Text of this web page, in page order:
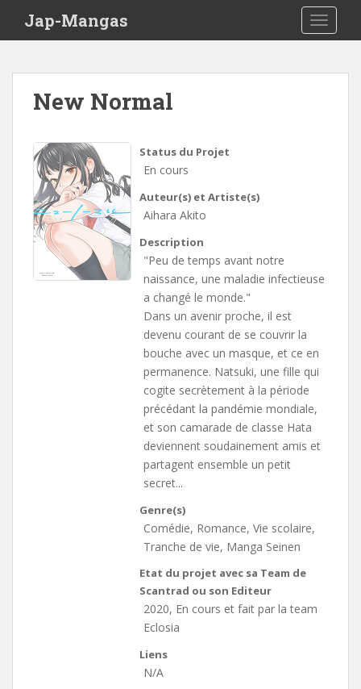
Jap-Mangas
New Normal
Status du Projet
En cours
Auteur(s) et Artiste(s)
Aihara Akito
Description
"Peu de temps avant notre
naissance, une maladie infectieuse
a changé le monde."
Dans un avenir proche, il est
devenu courant de se couvrir la
bouche avec un masque, et ce en
permanence. Natsuki, une fille qui
cogite secrètement à la période
précédant la pandémie mondiale,
et son camarade de classe Hata
deviennent soudainement amis et
partagent ensemble un petit
secret...
Genre(s)
Comédie, Romance, Vie scolaire,
Tranche de vie, Manga Seinen
Etat du projet avec sa Team de
Scantrad ou son Editeur
2020, En cours et fait par la team
Eclosia
Liens
N/A